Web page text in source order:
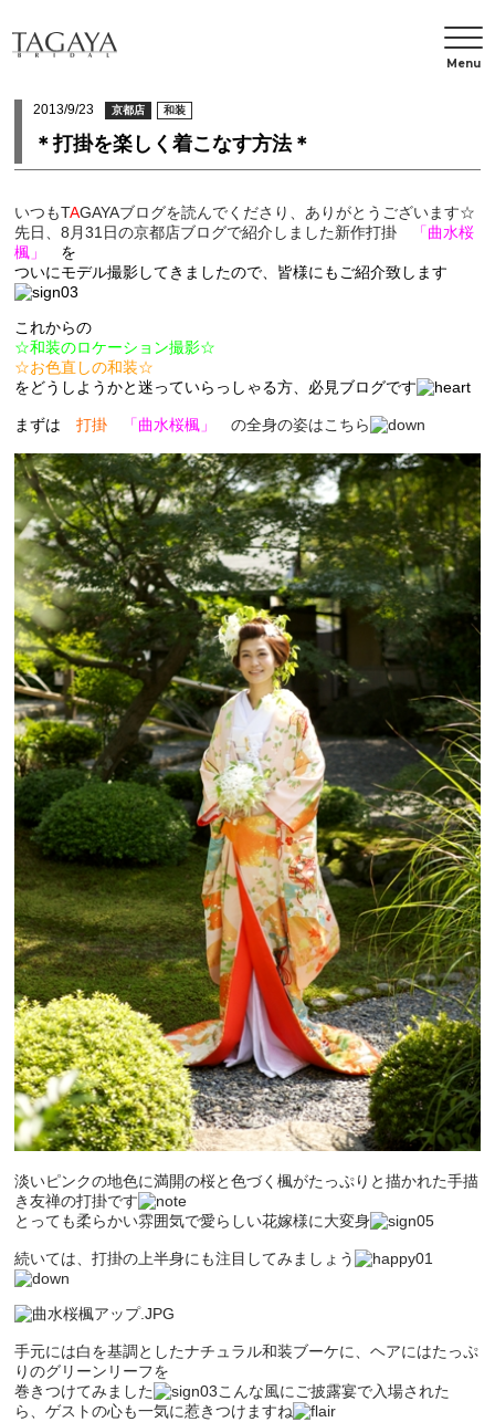
Menu
2013/9/23 京都店 和装
＊打掛を楽しく着こなす方法＊
いつもTAGAYAブログを読んでくださり、ありがとうございます☆
先日、8月31日の京都店ブログで紹介しました新作打掛
「曲水桜
楓」 を
ついにモデル撮影してきましたので、皆様にもご紹介致します
これからの
☆和装のロケーション撮影☆
☆お色直しの和装☆
をどうしようかと迷っていらっしゃる方、必見ブログです
まずは打掛 「曲水桜楓」 の全身の姿はこちら
淡いピンクの地色に満開の桜と色づく楓がたっぷりと描かれた手描
き友禅の打掛です
とっても柔らかい雰囲気で愛らしい花嫁様に大変身
続いては、打掛の上半身にも注目してみましょう
手元には白を基調としたナチュラル和装ブーケに、ヘアにはたっぷ
りのグリーンリーフを
巻きつけてみました
こんな風にご披露宴で入場された
ら、ゲストの心も一気に惹きつけますね